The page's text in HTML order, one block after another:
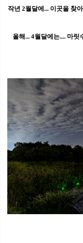
작년 2월달에... 이곳을 찾
올해... 4월달에는.... 마